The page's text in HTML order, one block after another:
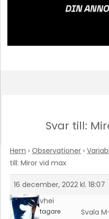
Svar till:
Hem › Observationer ›
till: Miror vid max
16 december, 2022 kl. 18:07
davhei
Deltagare
Svala